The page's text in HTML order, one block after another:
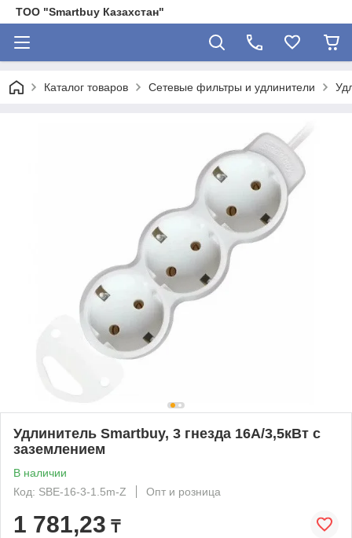
ТОО "Smartbuy Казахстан"
Каталог товаров Сетевые фильтры и удлинители
Удлинитель Smartbuy, 3 гнезда 16А/3,5кВт с
заземлением
В наличии
Код: SBE-16-3-1.5m-Z
Опт и розница
1 781,23 ₸